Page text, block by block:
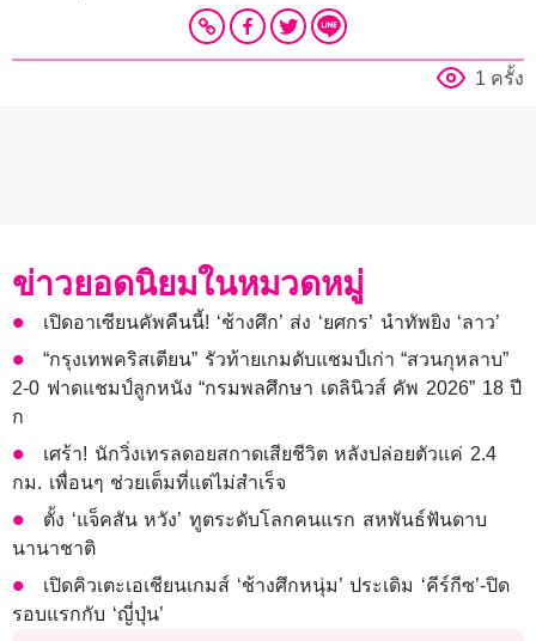
1 ครั้ง
ข่าวยอดนิยมในหมวดหมู่
เปิดอาเซียนคัพคืนนี้! ‘ช้างศึก’ ส่ง ‘ยศกร’ นำทัพยิง ‘ลาว’
“กรุงเทพคริสเตียน” รัวท้ายเกมดับแชมป์เก่า “สวนกุหลาบ”
2-0 ฟาดแชมป์ลูกหนัง “กรมพลศึกษา เดลินิวส์ คัพ 2026” 18 ปี
ก
เศร้า! นักวิ่งเทรลดอยสกาดเสียชีวิต หลังปล่อยตัวแค่ 2.4
กม. เพื่อนๆ ช่วยเต็มที่แต่ไม่สำเร็จ
ตั้ง ‘แจ็คสัน หวัง’ ทูตระดับโลกคนแรก สหพันธ์ฟันดาบ
นานาชาติ
เปิดคิวเตะเอเชียนเกมส์ ‘ช้างศึกหนุ่ม’ ประเดิม ‘คีร์กีซ’-ปิด
รอบแรกกับ ‘ญี่ปุ่น’